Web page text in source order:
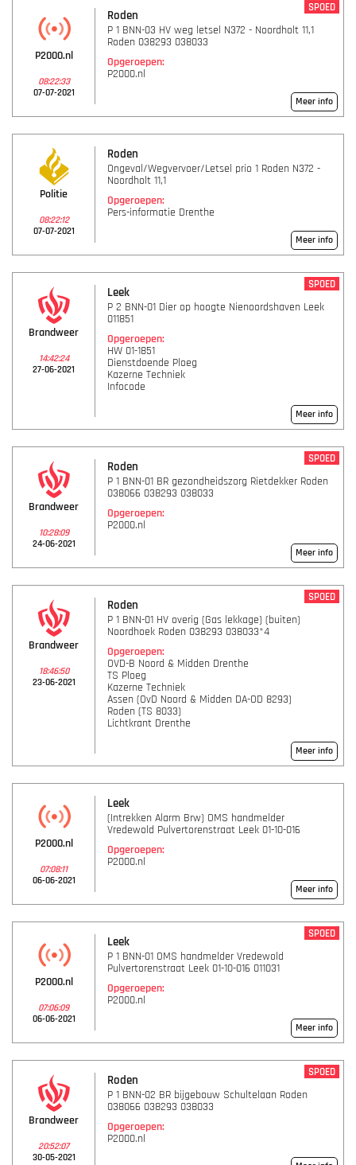
P2000.nl
08:22:33
07-07-2021
Roden
SPOED
P 1 BNN-03 HV weg letsel N372 - Noordholt 11,1
Roden 038293 038033
Opgeroepen:
P2000.nl
Meer info
Politie
08:22:12
07-07-2021
Roden
Ongeval/Wegvervoer/Letsel prio 1 Roden N372 -
Noordholt 11,1
Opgeroepen:
Pers-informatie Drenthe
Meer info
Brandweer
14:42:24
27-06-2021
Leek
SPOED
P 2 BNN-01 Dier op hoogte Nienoordshaven Leek
011851
Opgeroepen:
HW 01-1851
Dienstdoende Ploeg
Kazerne Techniek
Infocode
Meer info
Brandweer
10:28:09
24-06-2021
Roden
SPOED
P 1 BNN-01 BR gezondheidszorg Rietdekker Roden
038066 038293 038033
Opgeroepen:
P2000.nl
Meer info
Brandweer
18:46:50
23-06-2021
Roden
SPOED
P 1 BNN-01 HV overig (Gas lekkage) (buiten)
Noordhoek Roden 038293 038033*4
Opgeroepen:
OVD-B Noord & Midden Drenthe
TS Ploeg
Kazerne Techniek
Assen (OvD Noord & Midden DA-OD 8293)
Roden (TS 8033)
Lichtkrant Drenthe
Meer info
P2000.nl
07:08:11
06-06-2021
Leek
(Intrekken Alarm Brw) OMS handmelder
Vredewold Pulvertorenstraat Leek 01-10-016
Opgeroepen:
P2000.nl
Meer info
P2000.nl
07:06:09
06-06-2021
Leek
SPOED
P 1 BNN-01 OMS handmelder Vredewold
Pulvertorenstraat Leek 01-10-016 011031
Opgeroepen:
P2000.nl
Meer info
Brandweer
20:52:07
30-05-2021
Roden
SPOED
P 1 BNN-02 BR bijgebouw Schultelaan Roden
038066 038293 038033
Opgeroepen:
P2000.nl